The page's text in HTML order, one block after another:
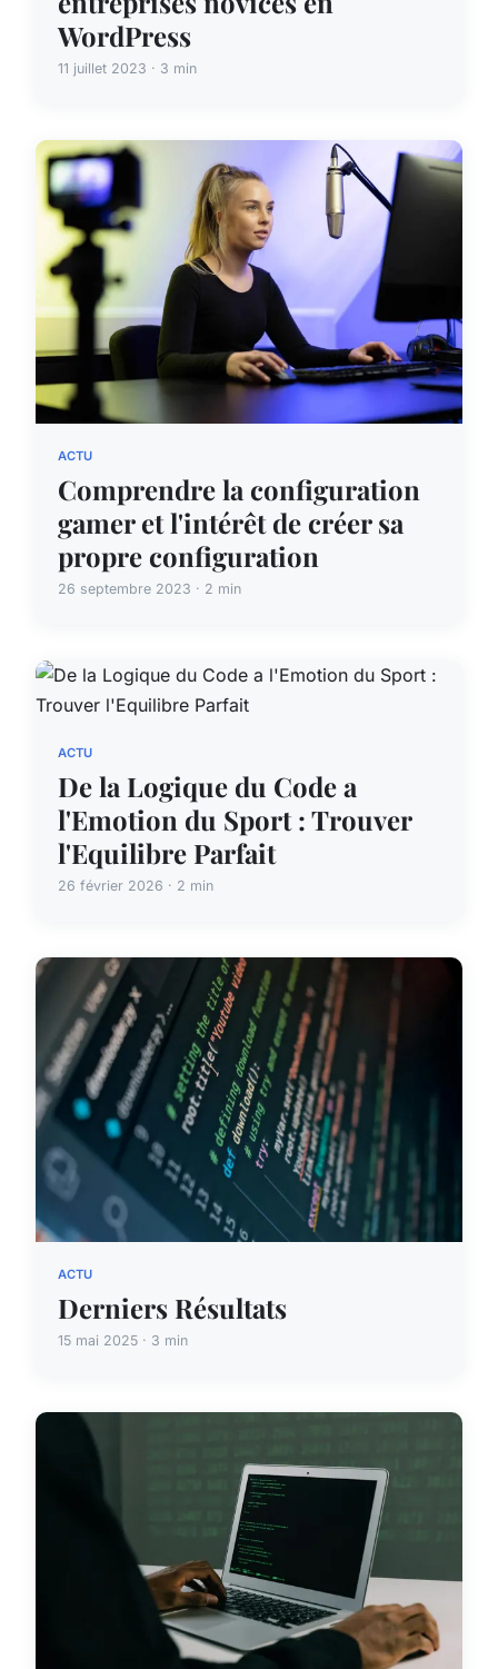
WordPress
11 juillet 2023 · 3 min
ACTU
Comprendre la configuration
gamer et l'intérêt de créer sa
propre configuration
26 septembre 2023 · 2 min
ACTU
De la Logique du Code a
l'Emotion du Sport : Trouver
l'Equilibre Parfait
26 février 2026 · 2 min
ACTU
Derniers Résultats
15 mai 2025 · 3 min